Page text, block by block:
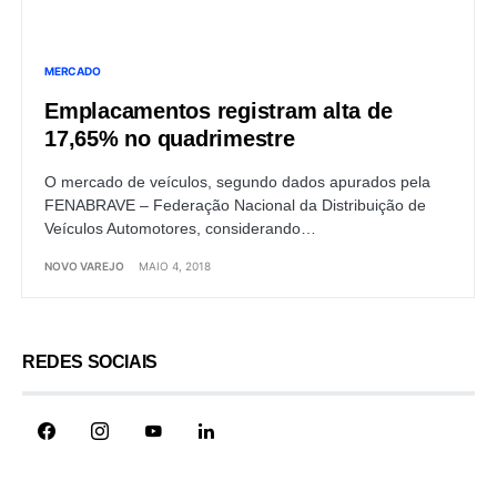
MERCADO
Emplacamentos registram alta de
17,65% no quadrimestre
O mercado de veículos, segundo dados apurados pela
FENABRAVE – Federação Nacional da Distribuição de
Veículos Automotores, considerando…
NOVO VAREJO MAIO 4, 2018
REDES SOCIAIS